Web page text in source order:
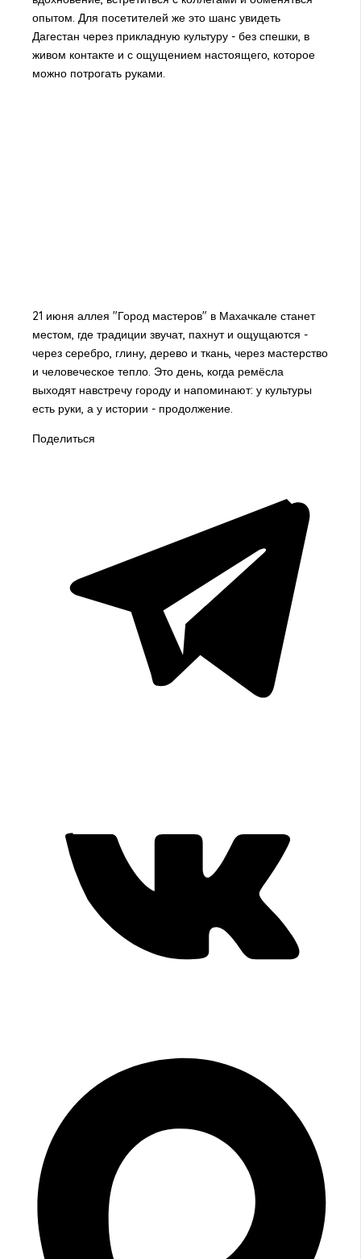
опытом. Для посетителей же это шанс увидеть
Дагестан через прикладную культуру - без спешки, в
живом контакте и с ощущением настоящего, которое
можно потрогать руками.
21 июня аллея "Город мастеров" в Махачкале станет
местом, где традиции звучат, пахнут и ощущаются -
через серебро, глину, дерево и ткань, через мастерство
и человеческое тепло. Это день, когда ремёсла
выходят навстречу городу и напоминают: у культуры
есть руки, а у истории - продолжение.
Поделиться